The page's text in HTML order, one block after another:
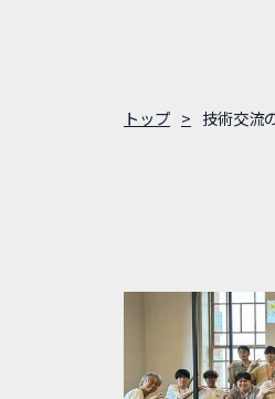
トップ 技術交流